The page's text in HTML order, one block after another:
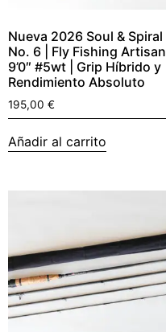
Nueva 2026 Soul & Spiral
No. 6 | Fly Fishing Artisan |
9’0″ #5wt | Grip Híbrido y
Rendimiento Absoluto
195,00 €
Añadir al carrito